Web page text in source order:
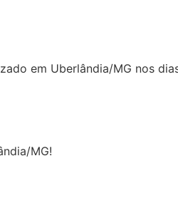
em Uberlândia/MG nos
MG!